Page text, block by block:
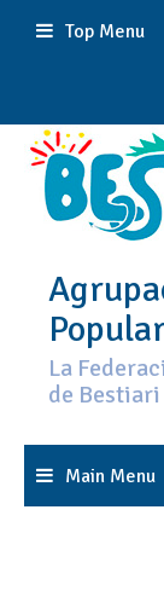
Top Menu
La
de
Main Menu